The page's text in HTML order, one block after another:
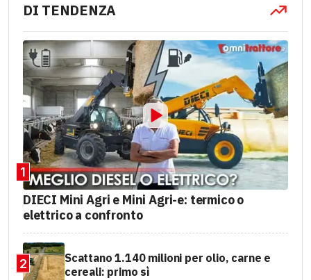
DI TENDENZA
1
DIECI Mini Agri e Mini Agri-e: termico o
elettrico a confronto
2
Scattano 1.140 milioni per olio, carne e
cereali: primo sì